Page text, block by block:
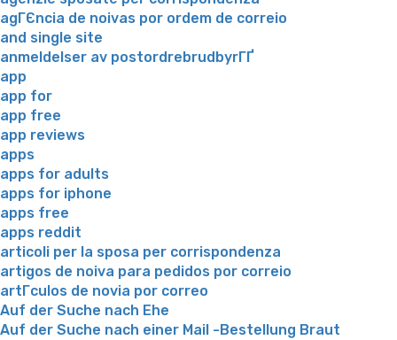
agГЄncia de noivas por ordem de correio
and single site
anmeldelser av postordrebrudbyrГҐ
app
app for
app free
app reviews
apps
apps for adults
apps for iphone
apps free
apps reddit
articoli per la sposa per corrispondenza
artigos de noiva para pedidos por correio
artГ­culos de novia por correo
Auf der Suche nach Ehe
Auf der Suche nach einer Mail -Bestellung Braut